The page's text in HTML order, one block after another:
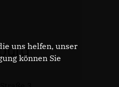
uns helfen, unser
können Sie